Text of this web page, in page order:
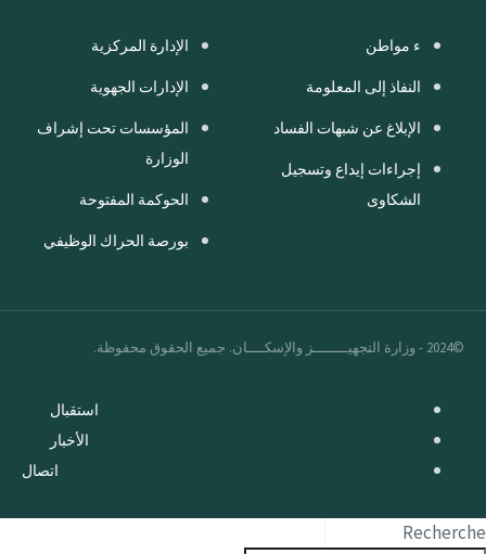
ء مواطن
النفاذ إلى المعلومة
الإبلاغ عن شبهات الفساد
إجراءات إيداع وتسجيل
الشكاوى
الإدارة المركزية
الإدارات الجهوية
المؤسسات تحت إشراف
الوزارة
الحوكمة المفتوحة
بورصة الحراك الوظيفي
©2024 - وزارة التجهيــــــــز والإسكــــان. جميع الحقوق محفوظة.
استقبال
الأخبار
اتصال
Recherche